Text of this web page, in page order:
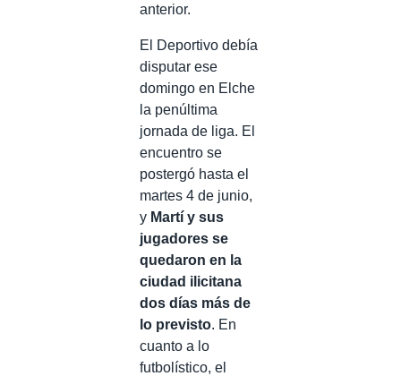
anterior.
El Deportivo debía
disputar ese
domingo en Elche
la penúltima
jornada de liga. El
encuentro se
postergó hasta el
martes 4 de junio,
y Martí y sus
jugadores se
quedaron en la
ciudad ilicitana
dos días más de
lo previsto. En
cuanto a lo
futbolístico, el